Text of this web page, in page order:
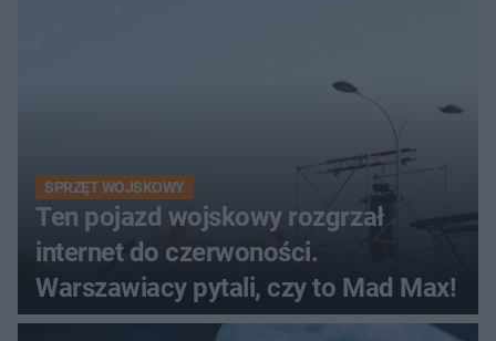
SPRZĘT WOJSKOWY
Ten pojazd wojskowy rozgrzał
internet do czerwoności.
Warszawiacy pytali, czy to Mad Max!